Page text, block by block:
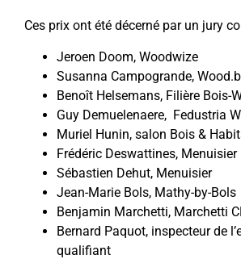
Show Box
PRIX DU DESIGN |
INTERIEUR, par l'Athénée
d'Izel
Ces prix ont été décerné par un jury
Jeroen Doom, Woodwize
Susanna Campogrande,
Benoît Helsemans, Filière Bois-
Guy Demuelenaere, Fedustria
Muriel Hunin, salon Bois &
Frédéric Deswattines, Menuisier
Sébastien Dehut, Menuisier
Jean-Marie Bols, Mathy-by-Bols
Benjamin Marchetti, Marchetti
Bernard Paquot, inspecteur de
qualifiant